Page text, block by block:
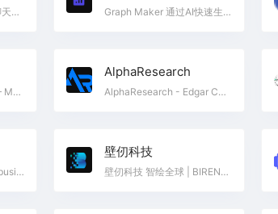
Onyx AI 是一个开源AI聊天平台，连接文档、应用和团队，提升协作与生产力 Graph Maker 通过AI快速生成图表，轻松可视化数据
Make friends with AI — Meet Shapes, #1 Most Customizable AI. ✓ Design your own with unlimited freedom ✓ Infinite Roleplay with multiple AIs ✓ 1M+ Shapes ✓ Set Unlimited Knowledge • Custom Commands • Relationships ✓ Shapes can reach out to you first ✓ MEMES • GIFS • VOICE MESSAGES • GOOD TIMES
AlphaResearch
AlphaResearch - Edgar Company Search - Search through millions of companies documents, filings, transcripts for insights.
syntheticAIdata helps businesses overcome the challenge of acquiring high-quality synthetic data for training their vision AI models.
壁仞科技
壁仞科技 智绘全球 | BIRENTECH 壁仞科技创立于2019年，致力于研发原创性的通用计算体系，建立高效的软硬件平台，同时在智能计算领域提供一体化的解决方案。从发展路径上，壁仞科技将首先聚焦云端通用智能计算，逐步在人工智能训练和推理、图形渲染、高性能通用计算等多个领域赶超现有解决方案，实现国产高端通用智能计算芯片的突破。